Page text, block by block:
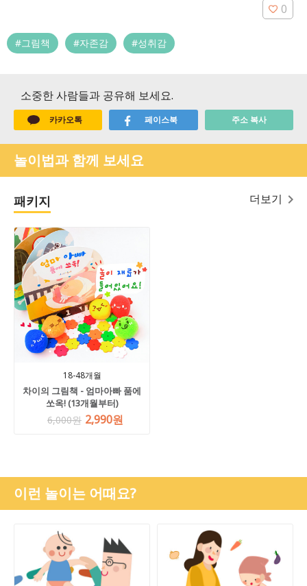
0
#그림책 #자존감 #성취감
소중한 사람들과 공유해 보세요.
카카오톡 페이스북 주소 복사
놀이법과 함께 보세요
패키지 더보기
18-48개월
차이의 그림책 - 엄마아빠 품에
쏘옥! (13개월부터)
6,000원 2,990원
이런 놀이는 어때요?